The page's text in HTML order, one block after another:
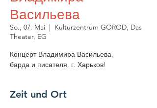
Васильева
So., 07. Mai
  |
Kulturzentrum GOROD, Das
Theater, EG
Концерт Владимира Васильева,
барда и писателя, г. Харьков!
Zeit und Ort